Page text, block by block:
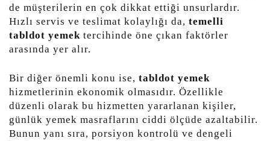
de müşterilerin en çok dikkat ettiği unsurlardır.
Hızlı servis ve teslimat kolaylığı da, temelli
tabldot yemek tercihinde öne çıkan faktörler
arasında yer alır.
Bir diğer önemli konu ise, tabldot yemek
hizmetlerinin ekonomik olmasıdır. Özellikle
düzenli olarak bu hizmetten yararlanan kişiler,
günlük yemek masraflarını ciddi ölçüde azaltabilir.
Bunun yanı sıra, porsiyon kontrolü ve dengeli